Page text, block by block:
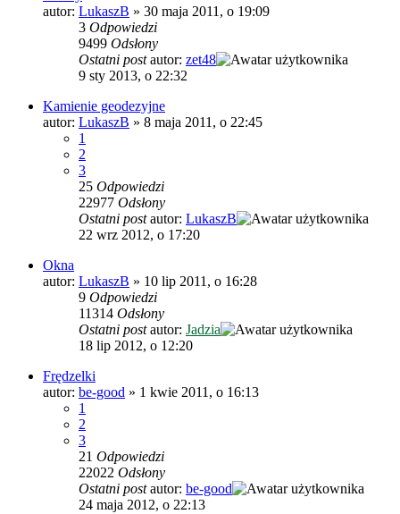
autor: LukaszB » 30 maja 2011, o 19:09
3 Odpowiedzi
9499 Odsłony
Ostatni postautor: zet48
9 sty 2013, o 22:32
Kamienie geodezyjne
autor: LukaszB » 8 maja 2011, o 22:45
1
2
3
25 Odpowiedzi
22977 Odsłony
Ostatni postautor: LukaszB
22 wrz 2012, o 17:20
Okna
autor: LukaszB » 10 lip 2011, o 16:28
9 Odpowiedzi
11314 Odsłony
Ostatni postautor: Jadzia
18 lip 2012, o 12:20
Frędzelki
autor: be-good » 1 kwie 2011, o 16:13
1
2
3
21 Odpowiedzi
22022 Odsłony
Ostatni postautor: be-good
24 maja 2012, o 22:13